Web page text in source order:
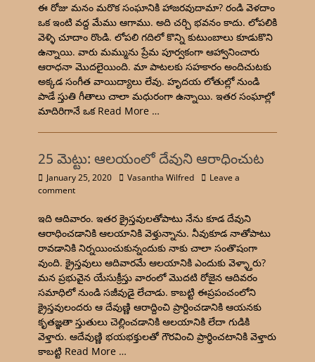
ఈ రోజు మనం మరొక సంఘానికి హాజరవుదామా? రండి వెళదాం
ఒక ఇంటి వద్ద మేము ఆగాము. అది చర్చి భవనం కాదు. లోపలికి
వెళ్ళి చూదాం రొండి. లోపలి గదిలో కొన్ని కుటుంబాలు కూడుకొని
ఉన్నాయి. వారు మమ్మును ప్రేమ పూర్వకంగా ఆహ్వానించారు
ఆరాధనా మొదలైయింది. మా పాటలకు సహకారం అందిచుటకు
అక్కడ సంగీత వాయిద్యాలు లేవు. హృదయ లోతుల్లో నుండి
పాడే స్తుతి గీతాలు చాలా మధురంగా ఉన్నాయి. ఇతర సంఘాల్లో
మాదిరిగానే ఒక Read More …
25 మెట్టు: ఆలయంలో దేవుని ఆరాధించుట
January 25, 2020 Vasantha Wilfred
Leave a
comment
ఇది ఆదివారం. ఇతర క్రైస్తవులతోపాటు నేను కూడ దేవుని
ఆరాధించడానికి ఆలయానికి వెళ్తున్నాను. నీవుకూడ నాతోపాటు
రావడానికి నిర్నయించుకున్నందుకు నాకు చాలా సంతొషంగా
వుంది. క్రైస్తవులు ఆదివారమే ఆలయానికి ఎందుకు వెళ్ళ్తారు?
మన ప్రభువైన యేసుక్రీస్తు వారంలో మొదటి రోజైన ఆదివరం
సమాధిలో నుండి సజీవుడై లేచాడు. కాబట్టి ఈప్రపంచంలోని
క్రైస్తవులందరు ఆ దేవుణ్ణి ఆరాద్దించి ప్రార్దించడానికి ఆయనకు
కృతజ్ఞతా స్తుతులు చెల్లించడానికి ఆలయానికి లేదా గుడికి
వెళ్తారు. ఆదేవుణ్ణి భయభక్తులతో గౌరవించి ప్రార్ధించటానికి వెళ్తారు
కాబట్టి Read More …